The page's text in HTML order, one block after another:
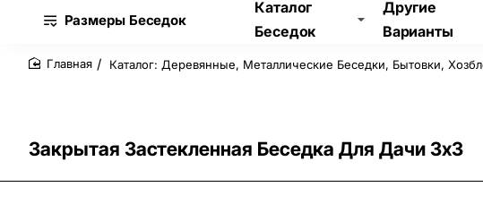
Размеры Беседок
Каталог
Беседок
Другие
Варианты
Закрытая Застекленная Беседка Для Дачи 3х3
Каталог: Деревянные, Металлические Беседки, Бытовки,